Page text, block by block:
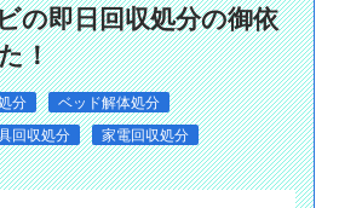
の即日回収処分の御依
！
分
ベッド解体処分
回収処分
家電回収処分